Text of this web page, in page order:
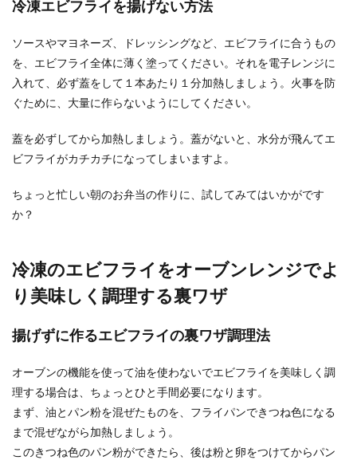
はんの基本メニュー
朝は朝ごはんの支度や、お弁当作り、仕事へ行く
用意とバタバタと忙しいですよね。時間がかかる
朝ごはんの支...
の良いおすすめレシピ
カロリー...
食パン1斤を丸ごとグラタンに！器も食
べられる絶品パングラタン
一般的なパングラタンは、切った食パンをグラタ
ン皿に入れて具材の一つとしてパンを使いますよ
ね。 最近...
冷凍エビフライを揚げない方法
ソースやマヨネーズ、ドレッシングなど、エビフライに合うもの
を、エビフライ全体に薄く塗ってください。それを電子レンジに
入れて、必ず蓋をして１本あたり１分加熱しましょう。火事を防
ぐために、大量に作らないようにしてください。
蓋を必ずしてから加熱しましょう。蓋がないと、水分が飛んてエ
ビフライがカチカチになってしまいますよ。
ちょっと忙しい朝のお弁当の作りに、試してみてはいかがです
か？
冷凍のエビフライをオーブンレンジでよ
り美味しく調理する裏ワザ
揚げずに作るエビフライの裏ワザ調理法
オーブンの機能を使って油を使わないでエビフライを美味しく調
理する場合は、ちょっとひと手間必要になります。
まず、油とパン粉を混ぜたものを、フライパンできつね色になる
まで混ぜながら加熱しましょう。
このきつね色のパン粉ができたら、後は粉と卵をつけてからパン